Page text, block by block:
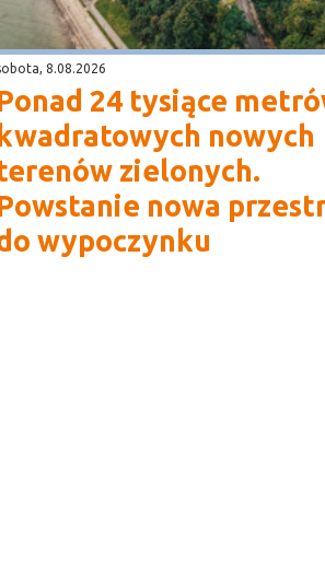
8.08.2026
24 tysiące
kwadratowych nowych
zielonych.
nowa
wypoczynku